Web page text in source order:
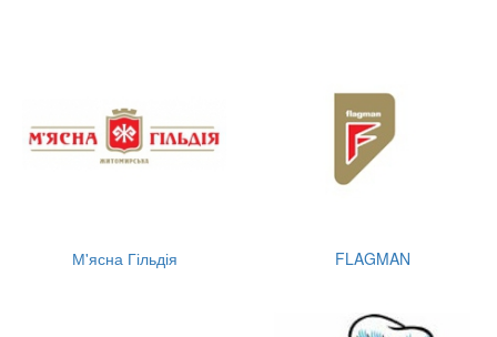
М'ясна Гільдія FLAGMAN